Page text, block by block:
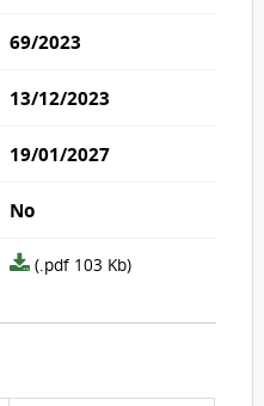
69/2023
13/12/2023
19/01/2027
No
Archivo
acta_1020456.pdf
(.pdf 103 Kb)